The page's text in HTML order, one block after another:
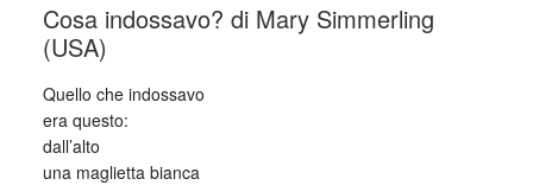
Cosa indossavo? di Mary Simmerling
(USA)
Quello che indossavo
era questo:
dall’alto
una maglietta bianca